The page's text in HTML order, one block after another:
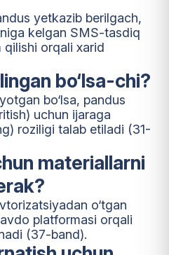
yetkazib berilgach,
kelgan SMS-tasdiq
qilishi orqali xarid
bo‘lsa-chi?
bo‘lsa, pandus
uchun ijaraga
roziligi talab etiladi (31-
materiallarni
o‘tgan
platformasi orqali
(37-band).